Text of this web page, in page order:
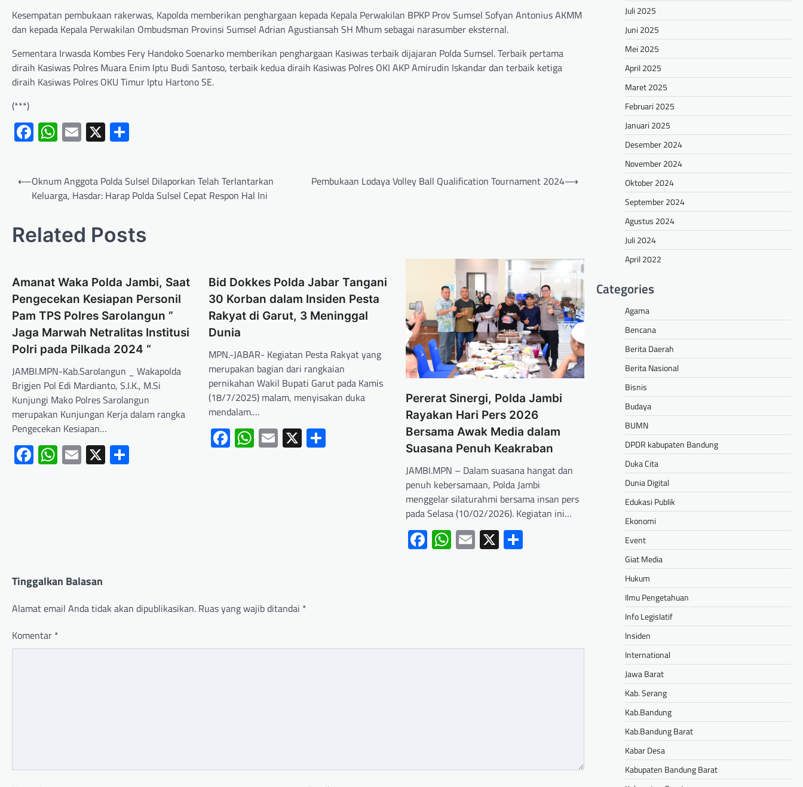
Kesempatan pembukaan rakerwas, Kapolda memberikan penghargaan kepada Kepala Perwakilan BPKP Prov Sumsel Sofyan Antonius AKMM
dan kepada Kepala Perwakilan Ombudsman Provinsi Sumsel Adrian Agustiansah SH Mhum sebagai narasumber eksternal.
Sementara Irwasda Kombes Fery Handoko Soenarko memberikan penghargaan Kasiwas terbaik dijajaran Polda Sumsel. Terbaik pertama
diraih Kasiwas Polres Muara Enim Iptu Budi Santoso, terbaik kedua diraih Kasiwas Polres OKI AKP Amirudin Iskandar dan terbaik ketiga
diraih Kasiwas Polres OKU Timur Iptu Hartono SE.
(***)
Facebook
WhatsApp
Email
X
⟵Oknum Anggota Polda Sulsel Dilaporkan Telah Terlantarkan
Keluarga, Hasdar: Harap Polda Sulsel Cepat Respon Hal Ini
Pembukaan Lodaya Volley Ball Qualification Tournament 2024⟶
Related Posts
Amanat Waka Polda Jambi, Saat
Pengecekan Kesiapan Personil
Pam TPS Polres Sarolangun ”
Jaga Marwah Netralitas Institusi
Polri pada Pilkada 2024 “
JAMBI.MPN-Kab.Sarolangun _ Wakapolda
Brigjen Pol Edi Mardianto, S.I.K., M.Si
Kunjungi Mako Polres Sarolangun
merupakan Kunjungan Kerja dalam rangka
Pengecekan Kesiapan…
Facebook
WhatsApp
Email
X
Bid Dokkes Polda Jabar Tangani
30 Korban dalam Insiden Pesta
Rakyat di Garut, 3 Meninggal
Dunia
MPN.-JABAR- Kegiatan Pesta Rakyat yang
merupakan bagian dari rangkaian
pernikahan Wakil Bupati Garut pada Kamis
(18/7/2025) malam, menyisakan duka
mendalam.…
Facebook
WhatsApp
Email
X
Pererat Sinergi, Polda Jambi
Rayakan Hari Pers 2026
Bersama Awak Media dalam
Suasana Penuh Keakraban
JAMBI.MPN – Dalam suasana hangat dan
penuh kebersamaan, Polda Jambi
menggelar silaturahmi bersama insan pers
pada Selasa (10/02/2026). Kegiatan ini…
Facebook
WhatsApp
Email
X Share
Tinggalkan Balasan
Alamat email Anda tidak akan dipublikasikan. Ruas yang wajib ditandai *
Komentar *
Juli 2025
Juni 2025
Mei 2025
April 2025
Maret 2025
Februari 2025
Januari 2025
Desember 2024
November 2024
Oktober 2024
September 2024
Agustus 2024
Juli 2024
April 2022
Categories
Agama
Bencana
Berita Daerah
Berita Nasional
Bisnis
Budaya
BUMN
DPDR kabupaten Bandung
Duka Cita
Dunia Digital
Edukasi Publik
Ekonomi
Event
Giat Media
Hukum
Ilmu Pengetahuan
Info Legislatif
Insiden
International
Jawa Barat
Kab. Serang
Kab.Bandung
Kab.Bandung Barat
Kabar Desa
Kabupaten Bandung Barat